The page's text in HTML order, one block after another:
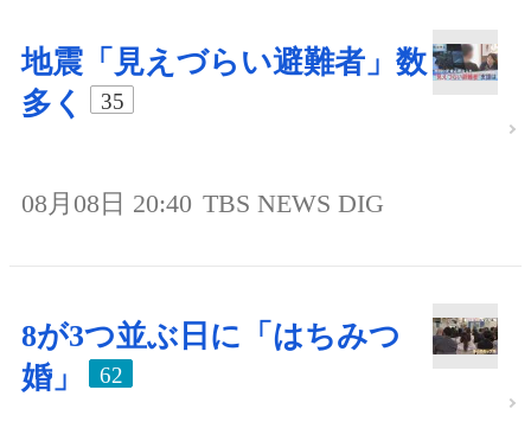
地震「見えづらい避難者」数
多く
35
08月08日 20:40 TBS NEWS DIG
8が3つ並ぶ日に「はちみつ
婚」
62